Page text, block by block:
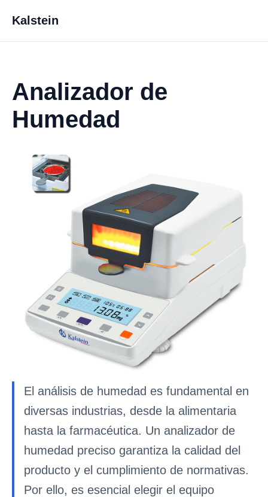
Kalstein
Analizador de
Humedad
El análisis de humedad es fundamental en
diversas industrias, desde la alimentaria
hasta la farmacéutica. Un analizador de
humedad preciso garantiza la calidad del
producto y el cumplimiento de normativas.
Por ello, es esencial elegir el equipo